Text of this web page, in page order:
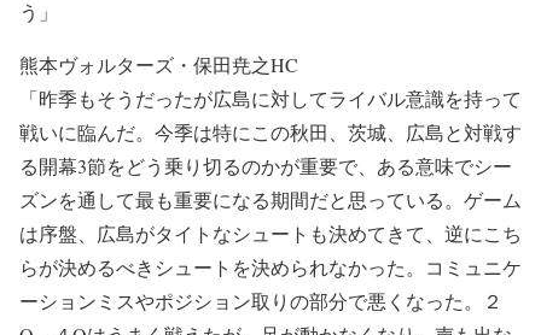
う」
熊本ヴォルターズ・保田尭之HC
「昨季もそうだったが広島に対してライバル意識を持って
戦いに臨んだ。今季は特にこの秋田、茨城、広島と対戦す
る開幕3節をどう乗り切るのかが重要で、ある意味でシー
ズンを通して最も重要になる期間だと思っている。ゲーム
は序盤、広島がタイトなシュートも決めてきて、逆にこち
らが決めるべきシュートを決められなかった。コミュニケ
ーションミスやポジション取りの部分で悪くなった。２